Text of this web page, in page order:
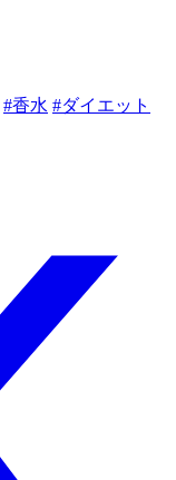
#香水 #ダイエット